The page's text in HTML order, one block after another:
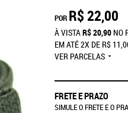
POR R$ 22,00
À VISTAR$ 20,90 NO
EM ATÉ2X DE R$
VER PARCELAS
FRETE E PRAZO
SIMULE O FRETE E O